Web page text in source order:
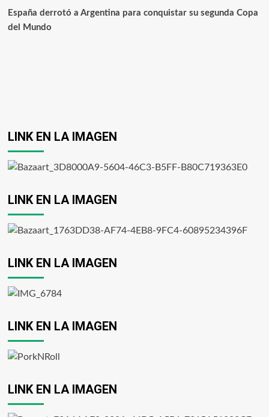
España derrotó a Argentina para conquistar su segunda Copa
del Mundo
LINK EN LA IMAGEN
LINK EN LA IMAGEN
LINK EN LA IMAGEN
LINK EN LA IMAGEN
LINK EN LA IMAGEN